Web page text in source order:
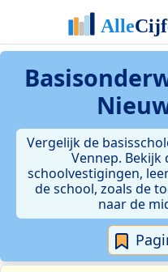
Vergelijk de
Vennep. Bekijk
schoolvestigingen,
de school, zoals de
naar de